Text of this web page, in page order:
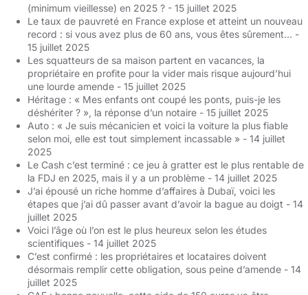
(minimum vieillesse) en 2025 ? - 15 juillet 2025
Le taux de pauvreté en France explose et atteint un nouveau
record : si vous avez plus de 60 ans, vous êtes sûrement… -
15 juillet 2025
Les squatteurs de sa maison partent en vacances, la
propriétaire en profite pour la vider mais risque aujourd’hui
une lourde amende - 15 juillet 2025
Héritage : « Mes enfants ont coupé les ponts, puis-je les
déshériter ? », la réponse d’un notaire - 15 juillet 2025
Auto : « Je suis mécanicien et voici la voiture la plus fiable
selon moi, elle est tout simplement incassable » - 14 juillet
2025
Le Cash c’est terminé : ce jeu à gratter est le plus rentable de
la FDJ en 2025, mais il y a un problème - 14 juillet 2025
J’ai épousé un riche homme d’affaires à Dubaï, voici les
étapes que j’ai dû passer avant d’avoir la bague au doigt - 14
juillet 2025
Voici l’âge où l’on est le plus heureux selon les études
scientifiques - 14 juillet 2025
C’est confirmé : les propriétaires et locataires doivent
désormais remplir cette obligation, sous peine d’amende - 14
juillet 2025